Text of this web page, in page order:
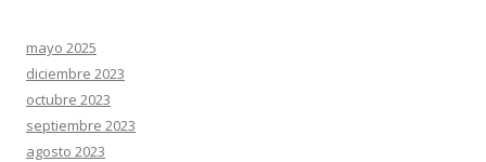
mayo 2025
diciembre 2023
octubre 2023
septiembre 2023
agosto 2023